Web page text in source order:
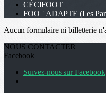
CÉCIFOOT
FOOT ADAPTE (Les
Aucun formulaire ni billetterie
NOUS CONTACTER
Facebook
Suivez-nous sur Facebook